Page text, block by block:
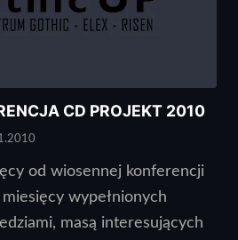
CD PROJEKT 2010
od wiosennej konferencji
wypełnionych
masą interesujących